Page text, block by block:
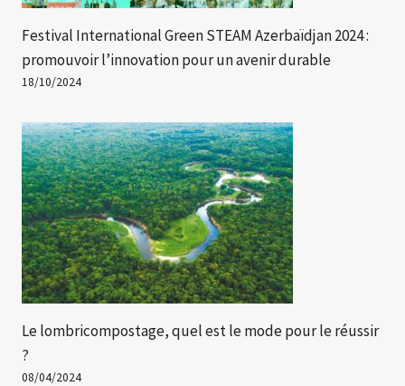
Festival International Green STEAM Azerbaïdjan 2024 :
promouvoir l’innovation pour un avenir durable
18/10/2024
Le lombricompostage, quel est le mode pour le réussir
?
08/04/2024